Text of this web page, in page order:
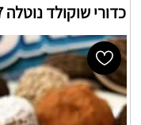
כדורי שוקולד נוטלה 7 ציפויים